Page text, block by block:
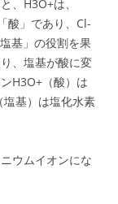
、H3O+は、
酸」であり、Cl-
基」の役割を果
、塩基が酸に変
H3O+（酸）は
基）は塩化水素
ウムイオンにな